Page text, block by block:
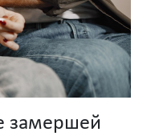
замершей